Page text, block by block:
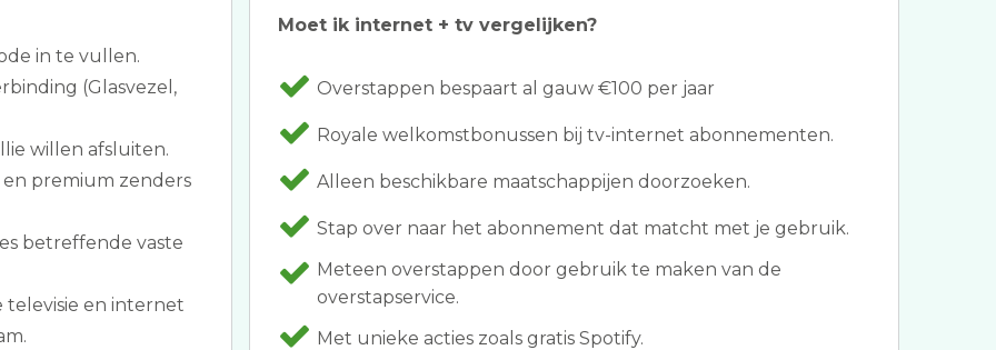
in te vullen.
(Glasvezel,
willen afsluiten.
premium zenders
betreffende vaste
televisie en internet
Moet ik internet + tv vergelijken?
Overstappen bespaart al gauw €100 per jaar
Royale welkomstbonussen bij tv-internet abonnementen.
Alleen beschikbare maatschappijen doorzoeken.
Stap over naar het abonnement dat matcht met je gebruik.
Meteen overstappen door gebruik te maken van de
overstapservice.
Met unieke acties zoals gratis Spotify.